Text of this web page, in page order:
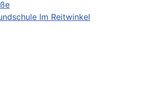
Im Reitwinkel